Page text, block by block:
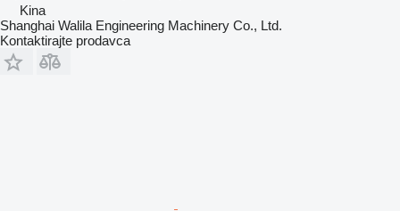
Kina
Shanghai Walila Engineering Machinery Co., Ltd.
Kontaktirajte prodavca